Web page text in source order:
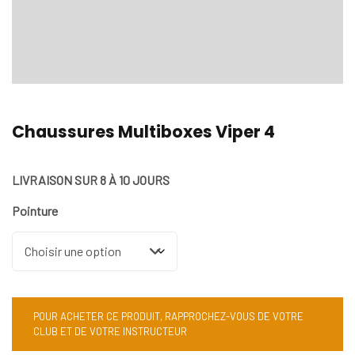
Chaussures Multiboxes Viper 4
LIVRAISON SUR 8 À 10 JOURS
Pointure
POUR ACHETER CE PRODUIT, RAPPROCHEZ-VOUS DE VOTRE
CLUB ET DE VOTRE INSTRUCTEUR